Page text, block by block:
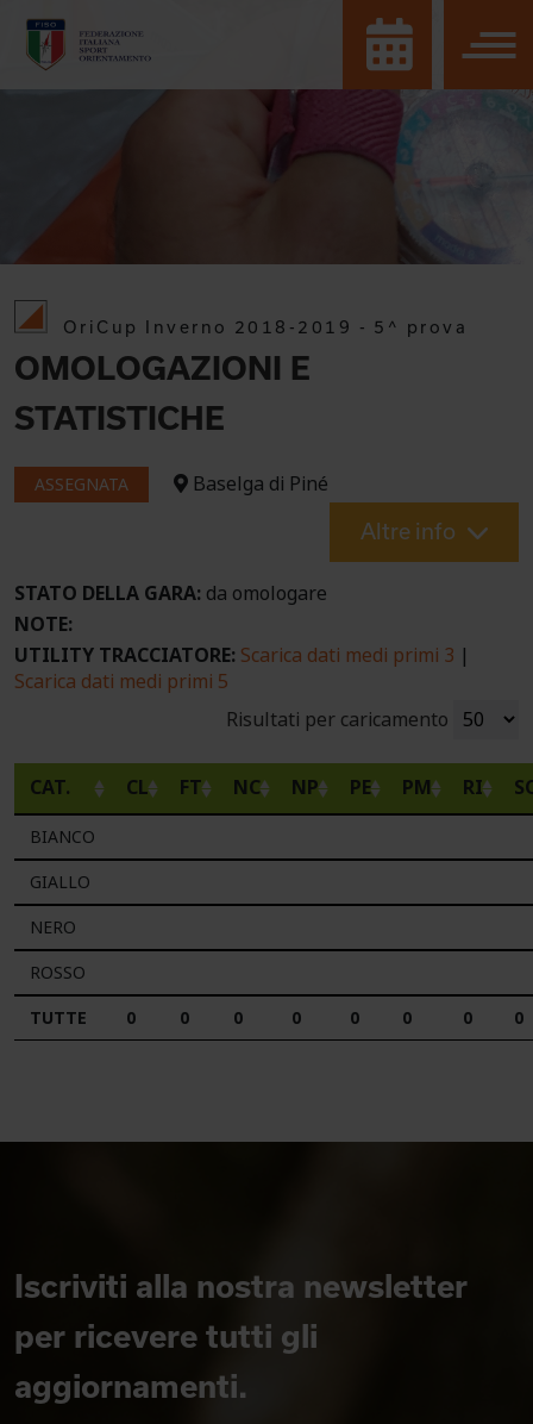
OriCup Inverno 2018-2019 - 5^ prova
OMOLOGAZIONI E
STATISTICHE
ASSEGNATA Baselga di Piné
Altre info
STATO DELLA GARA: da omologare
NOTE:
UTILITY TRACCIATORE: Scarica dati medi primi 3 |
Scarica dati medi primi 5
Risultati per caricamento
CAT. CL FT NC NP PE PM RI
BIANCO
GIALLO
NERO
ROSSO
TUTTE
0 0 0 0 0 0 0 0
Iscriviti alla nostra newsletter
per ricevere tutti gli
aggiornamenti.